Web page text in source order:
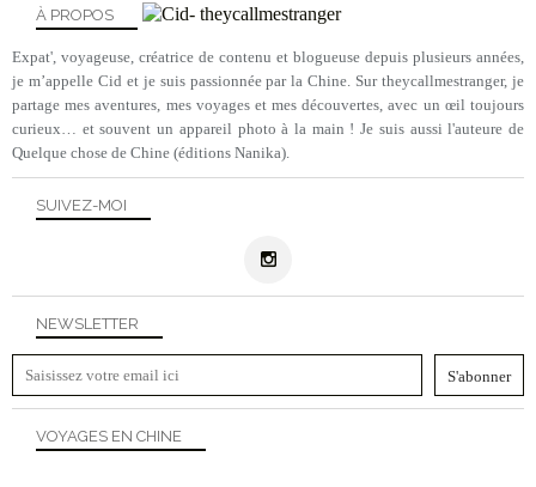
NEWSLETTER
SUIVEZ-MOI
À PROPOS
Expat', voyageuse, créatrice de contenu et blogueuse depuis plusieurs années,
je m’appelle Cid et je suis passionnée par la Chine. Sur theycallmestranger, je
partage mes aventures, mes voyages et mes découvertes, avec un œil toujours
curieux… et souvent un appareil photo à la main ! Je suis aussi l'auteure de
Quelque chose de Chine (éditions Nanika).
VOYAGES EN CHINE